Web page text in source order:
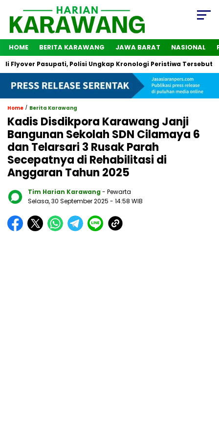
HOME BERITA KARAWANG JAWA BARAT NASIONAL
Pasupati, Polisi Ungkap Kronologi Peristiwa Tersebut 2
Home / Berita Karawang
Kadis Disdikpora Karawang Janji
Bangunan Sekolah SDN Cilamaya 6
dan Telarsari 3 Rusak Parah
Secepatnya di Rehabilitasi di
Anggaran Tahun 2025
Tim Harian Karawang - Pewarta
Selasa, 30 September 2025 - 14:58 WIB